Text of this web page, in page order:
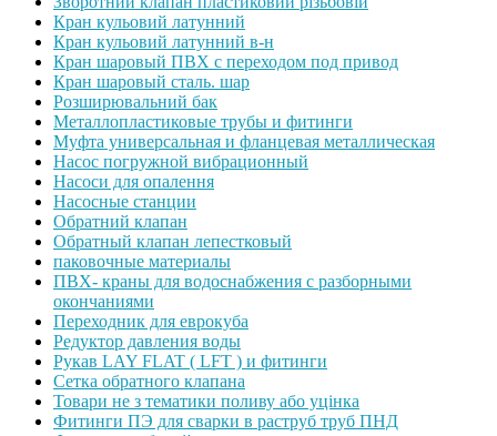
Кран кульовий латунний
Кран кульовий латунний в-н
Кран шаровый ПВХ с переходом под привод
Кран шаровый сталь. шар
Розширювальний бак
Металлопластиковые трубы и фитинги
Муфта универсальная и фланцевая металлическая
Насос погружной вибрационный
Насоси для опалення
Насосные станции
Обратний клапан
Обратный клапан лепестковый
паковочные материалы
ПВХ- краны для водоснабжения с разборными
окончаниями
Переходник для еврокуба
Редуктор давления воды
Рукав LAY FLAT ( LFT ) и фитинги
Сетка обратного клапана
Товари не з тематики поливу або уцінка
Фитинги ПЭ для сварки в раструб труб ПНД